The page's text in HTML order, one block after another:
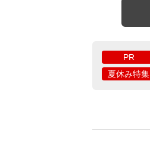
PR
夏休み特集